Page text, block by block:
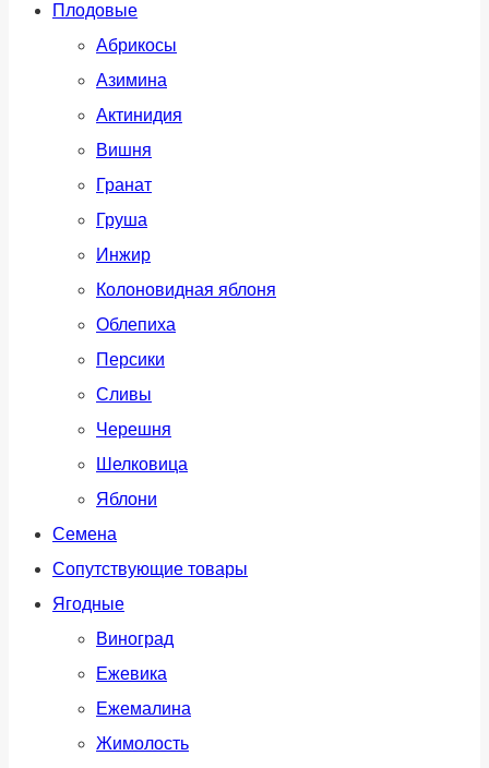
Плодовые
Абрикосы
Азимина
Актинидия
Вишня
Гранат
Груша
Инжир
Колоновидная яблоня
Облепиха
Персики
Сливы
Черешня
Шелковица
Яблони
Семена
Сопутствующие товары
Ягодные
Виноград
Ежевика
Ежемалина
Жимолость